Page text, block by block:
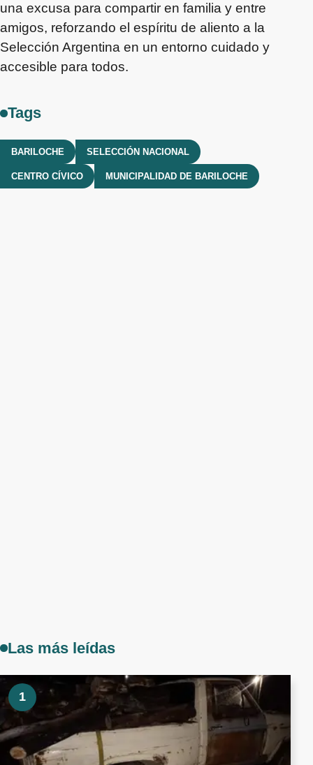
una excusa para compartir en familia y entre
amigos, reforzando el espíritu de aliento a la
Selección Argentina en un entorno cuidado y
accesible para todos.
Tags
BARILOCHE SELECCIÓN NACIONAL
CENTRO CÍVICO MUNICIPALIDAD DE BARILOCHE
Las más leídas
1